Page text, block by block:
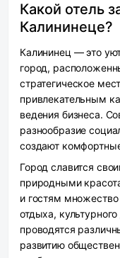
Какой отель
Калининеце?
Калининец — это
город,
стратегическое
привлекательным
ведения бизнеса.
разнообразие
создают
Город славится
природными
и гостям
отдыха,
проводятся
развитию